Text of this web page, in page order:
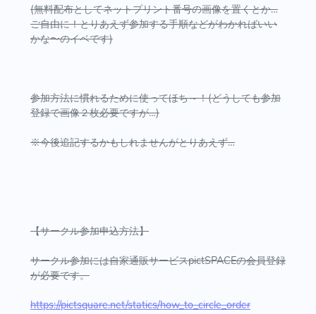
(無料配布としてネットプリント番号の画像を置くとか…
ご自由に！とりあえず参加する手順などがわかればいい
かな〜のイベです)
参加方法に慣れるために使ってほち～！(どうしても参加
登録で画像２枚必要ですが…)
※今後追記するかもしれませんがとりあえず…
【サークル参加申込方法】
サークル参加には自家通販サービスpictSPACEの会員登録
が必要です。
https://pictsquare.net/statics/how_to_circle_order